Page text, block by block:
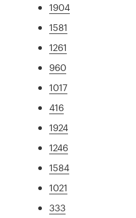
1904
1581
1261
960
1017
416
1924
1246
1584
1021
333